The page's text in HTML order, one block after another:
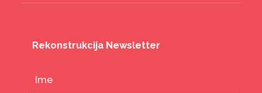
Rekonstrukcija Newsletter